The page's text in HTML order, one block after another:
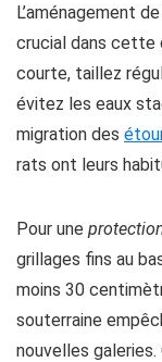
L’aménagement
crucial dans cette
courte, taillez
évitez les eaux
migration des
rats ont leurs
Pour une
grillages fins au
moins 30
souterraine
nouvelles